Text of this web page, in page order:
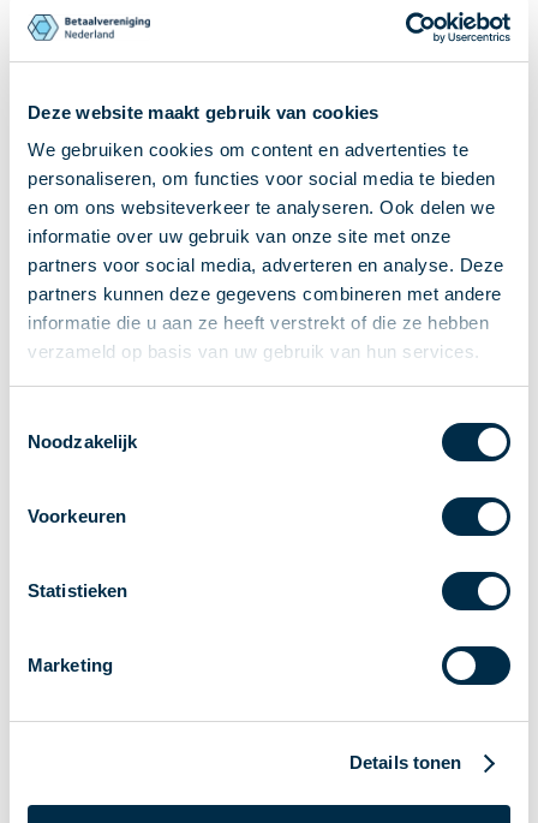
Deze website maakt gebruik van cookies
We gebruiken cookies om content en advertenties te
personaliseren, om functies voor social media te bieden
en om ons websiteverkeer te analyseren. Ook delen we
informatie over uw gebruik van onze site met onze
partners voor social media, adverteren en analyse. Deze
partners kunnen deze gegevens combineren met andere
informatie die u aan ze heeft verstrekt of die ze hebben
verzameld op basis van uw gebruik van hun services.
Noodzakelijk
Voorkeuren
Statistieken
Marketing
Details tonen
Ontvangen van betalingen
Onderling betalen
Bijzondere rekeningen en diensten
Standaarden in het betalingsverkeer
Feiten & Cijfers
Nieuws
Betaaljournaal
Publicaties
Jaarverslag
Roadmap
Lidmaatschap
Deelnemers in het betalingsverkeer
PI-ISAC